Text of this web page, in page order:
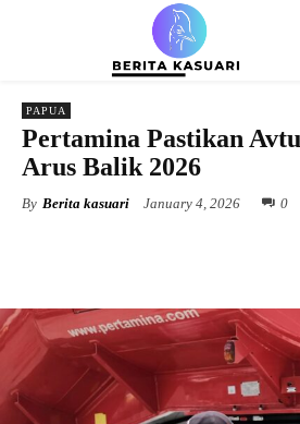
PAPUA
Pertamina Pastikan
Arus Balik 2026
By Berita kasuari January 4, 2026 0